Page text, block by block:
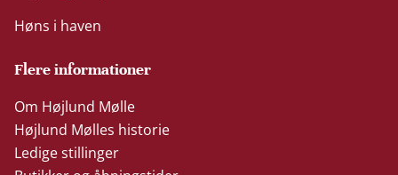
Høns i haven
Flere informationer
Om Højlund Mølle
Højlund Mølles historie
Ledige stillinger